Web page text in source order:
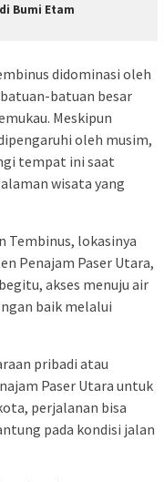
Bumi Etam
didominasi oleh
batuan besar
Meskipun
oleh musim,
tempat ini saat
wisata yang
Tembinus, lokasinya
Penajam Paser Utara,
akses menuju air
baik melalui
pribadi atau
Paser Utara untuk
perjalanan bisa
pada kondisi jalan